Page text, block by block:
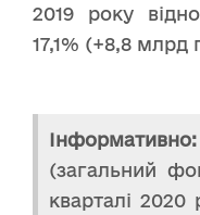
2019 року
17,1% (+8,8 млрд
Інформативно:
(загальний
кварталі